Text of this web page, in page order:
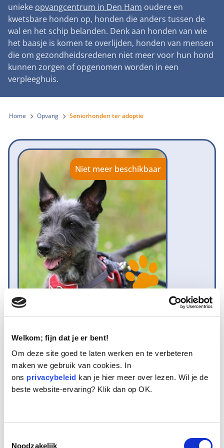
Welkom; fijn dat je er bent!
Om deze site goed te laten werken en te verbeteren
maken we gebruik van cookies. In
ons privacybeleid kan je hier meer over lezen. Wil je de
beste website-ervaring? Klik dan op OK.
Noodzakelijk
Landelijke registratie bijtincidenten
Verantwoord fokbeleid
Landelijk vuurwerkverbod
Verplichte pre-aanschaf cursus
Gemeentelijk meldpunt bijtincidenten
Bescherming tegen grasaren
Lezingen
Symposium Gemeentelijk Dierenbeleid
Teken onze petitie
Steun als bedrijf
Adopteer een seniorhond
Sponsor een seniorhond
Steun als vrijwilliger
Honden voor Honden Loop
Vraag een donatiebox aan
Wat wij doen
Onze organisatie
Samenwerking
Jaarverslag
Vacatures
Donateursmagazine Hond
Onze successen voor honden
Contactgegevens
Pers
Nieuws
Nieuwsbrief
Incassodata
Zoeken
unieke opvangcentrum in Den Ham oudere en
kwetsbare honden op, honden die anders tussen de
wal en het schip belanden. Denk aan honden van wie
het baasje is komen te overlijden, honden van mensen
die om gezondheidsredenen niet meer voor hun hond
kunnen zorgen of opgenomen worden in een
verpleeghuis.
Home Opvang Seniorhonden ter adoptie
Niet meer beschikbaar
Ras/type: Terrierkruising
Geslacht:
Reden opvang:
Overlijden eigenaar
Hoeveel dagen te gast geweest:
23 dagen
samenleefde met een volwassen broer en zijn zus. Zus
is verstandelijk beperkt. Broer zorgde voor zijn zus en